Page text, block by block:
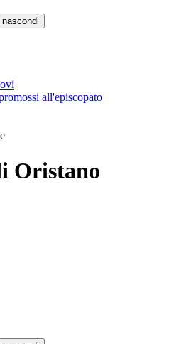
nascondi
all'episcopato
Oristano